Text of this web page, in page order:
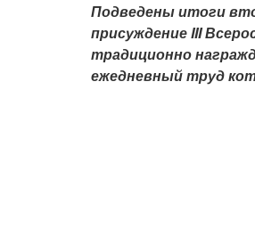
Подведены итоги
присуждение III
традиционно
ежедневный труд